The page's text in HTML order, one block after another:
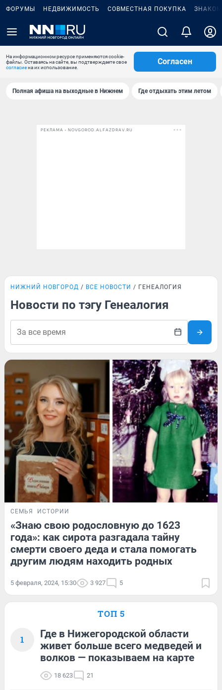
ФОРУМЫ НЕДВИЖИМОСТЬ СОВМЕСТНАЯ ПОКУПКА
На информационном ресурсе применяются cookie-
файлы. Оставаясь на сайте, вы подтверждаете свое
согласиена их использование.
Согласен
Полная афиша на выходные в Нижнем Где отдыхать этим летом
РЕКЛАМА • NOVGOROD.ALFAZDRAV.RU
НИЖНИЙ НОВГОРОД ВСЕ НОВОСТИ ГЕНЕАЛОГИЯ
Новости по тэгу Генеалогия
СЕМЬЯ ИСТОРИИ
«Знаю свою родословную до 1623
года»: как сирота разгадала тайну
смерти своего деда и стала помогать
другим людям находить родных
5 февраля, 2024, 15:30 3 927 5
ТОП 5
1
Где в Нижегородской области
живет больше всего медведей и
волков — показываем на карте
18 623 21